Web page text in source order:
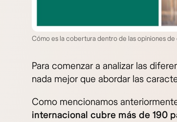
Cómo es la cobertura dentro de las opiniones
Para comenzar a analizar las
nada mejor que abordar las
Como mencionamos
internacional cubre más de 190